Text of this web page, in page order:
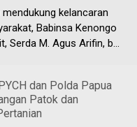
kelancaran
Babinsa Kenongo
Serda M. Agus Arifin, b...
dan Polda Papua
Patok dan